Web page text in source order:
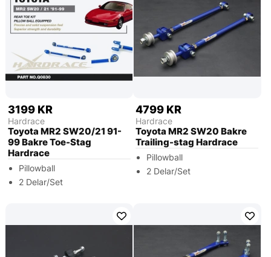
3199 KR
Hardrace
Toyota MR2 SW20/21 91-
99 Bakre Toe-Stag
Hardrace
Pillowball
2 Delar/Set
4799 KR
Hardrace
Toyota MR2 SW20 Bakre
Trailing-stag Hardrace
Pillowball
2 Delar/Set